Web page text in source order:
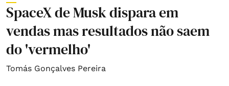
SpaceX de Musk dispara em
vendas mas resultados não saem
do 'vermelho'
Tomás Gonçalves Pereira